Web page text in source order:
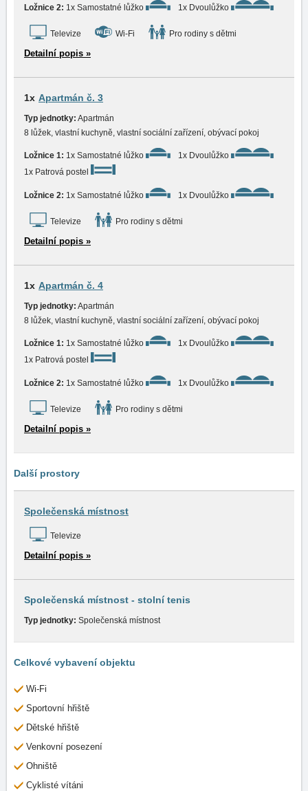
Ložnice 2: 1x Samostatné lůžko 1x Dvoulůžko
Televize Wi-Fi Pro rodiny s dětmi
Detailní popis »
1x Apartmán č. 3
Typ jednotky: Apartmán
8 lůžek, vlastní kuchyně, vlastní sociální zařízení, obývací pokoj
Ložnice 1: 1x Samostatné lůžko
1x Dvoulůžko
1x Patrová postel
Ložnice 2: 1x Samostatné lůžko 1x Dvoulůžko
Televize Pro rodiny s dětmi
Detailní popis »
1x Apartmán č. 4
Typ jednotky: Apartmán
8 lůžek, vlastní kuchyně, vlastní sociální zařízení, obývací pokoj
Ložnice 1: 1x Samostatné lůžko
1x Dvoulůžko
1x Patrová postel
Ložnice 2: 1x Samostatné lůžko 1x Dvoulůžko
Televize Pro rodiny s dětmi
Detailní popis »
Další prostory
Společenská místnost
Televize
Detailní popis »
Společenská místnost - stolní tenis
Typ jednotky: Společenská místnost
Celkové vybavení objektu
Wi-Fi
Sportovní hřiště
Dětské hřiště
Venkovní posezení
Ohniště
Cyklisté vítáni